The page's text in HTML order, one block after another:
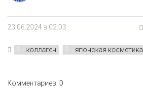
23.06.2024 в 02:03
коллаген японская косметика
Комментариев: 0